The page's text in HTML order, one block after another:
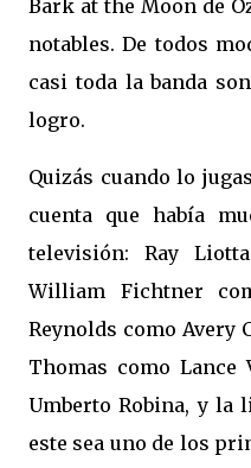
Bark at the Moon de
notables. De todos
casi toda la banda
logro.
Quizás cuando lo
cuenta que había
televisión: Ray
William Fichtner
Reynolds como
Thomas como Lance
Umberto Robina, y la
este sea uno de los